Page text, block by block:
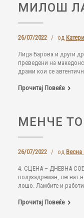
МИЛОШ
26/07/2022 / од
Лида Барова и други
преведени на
драми кои се
Прочитај Повеќе
МЕНЧЕ TO
26/07/2022 / од Весна
4. СЦЕНА – ДНЕВНА
полузадреман, легнат
лошо. Ламбите и
Прочитај Повеќе